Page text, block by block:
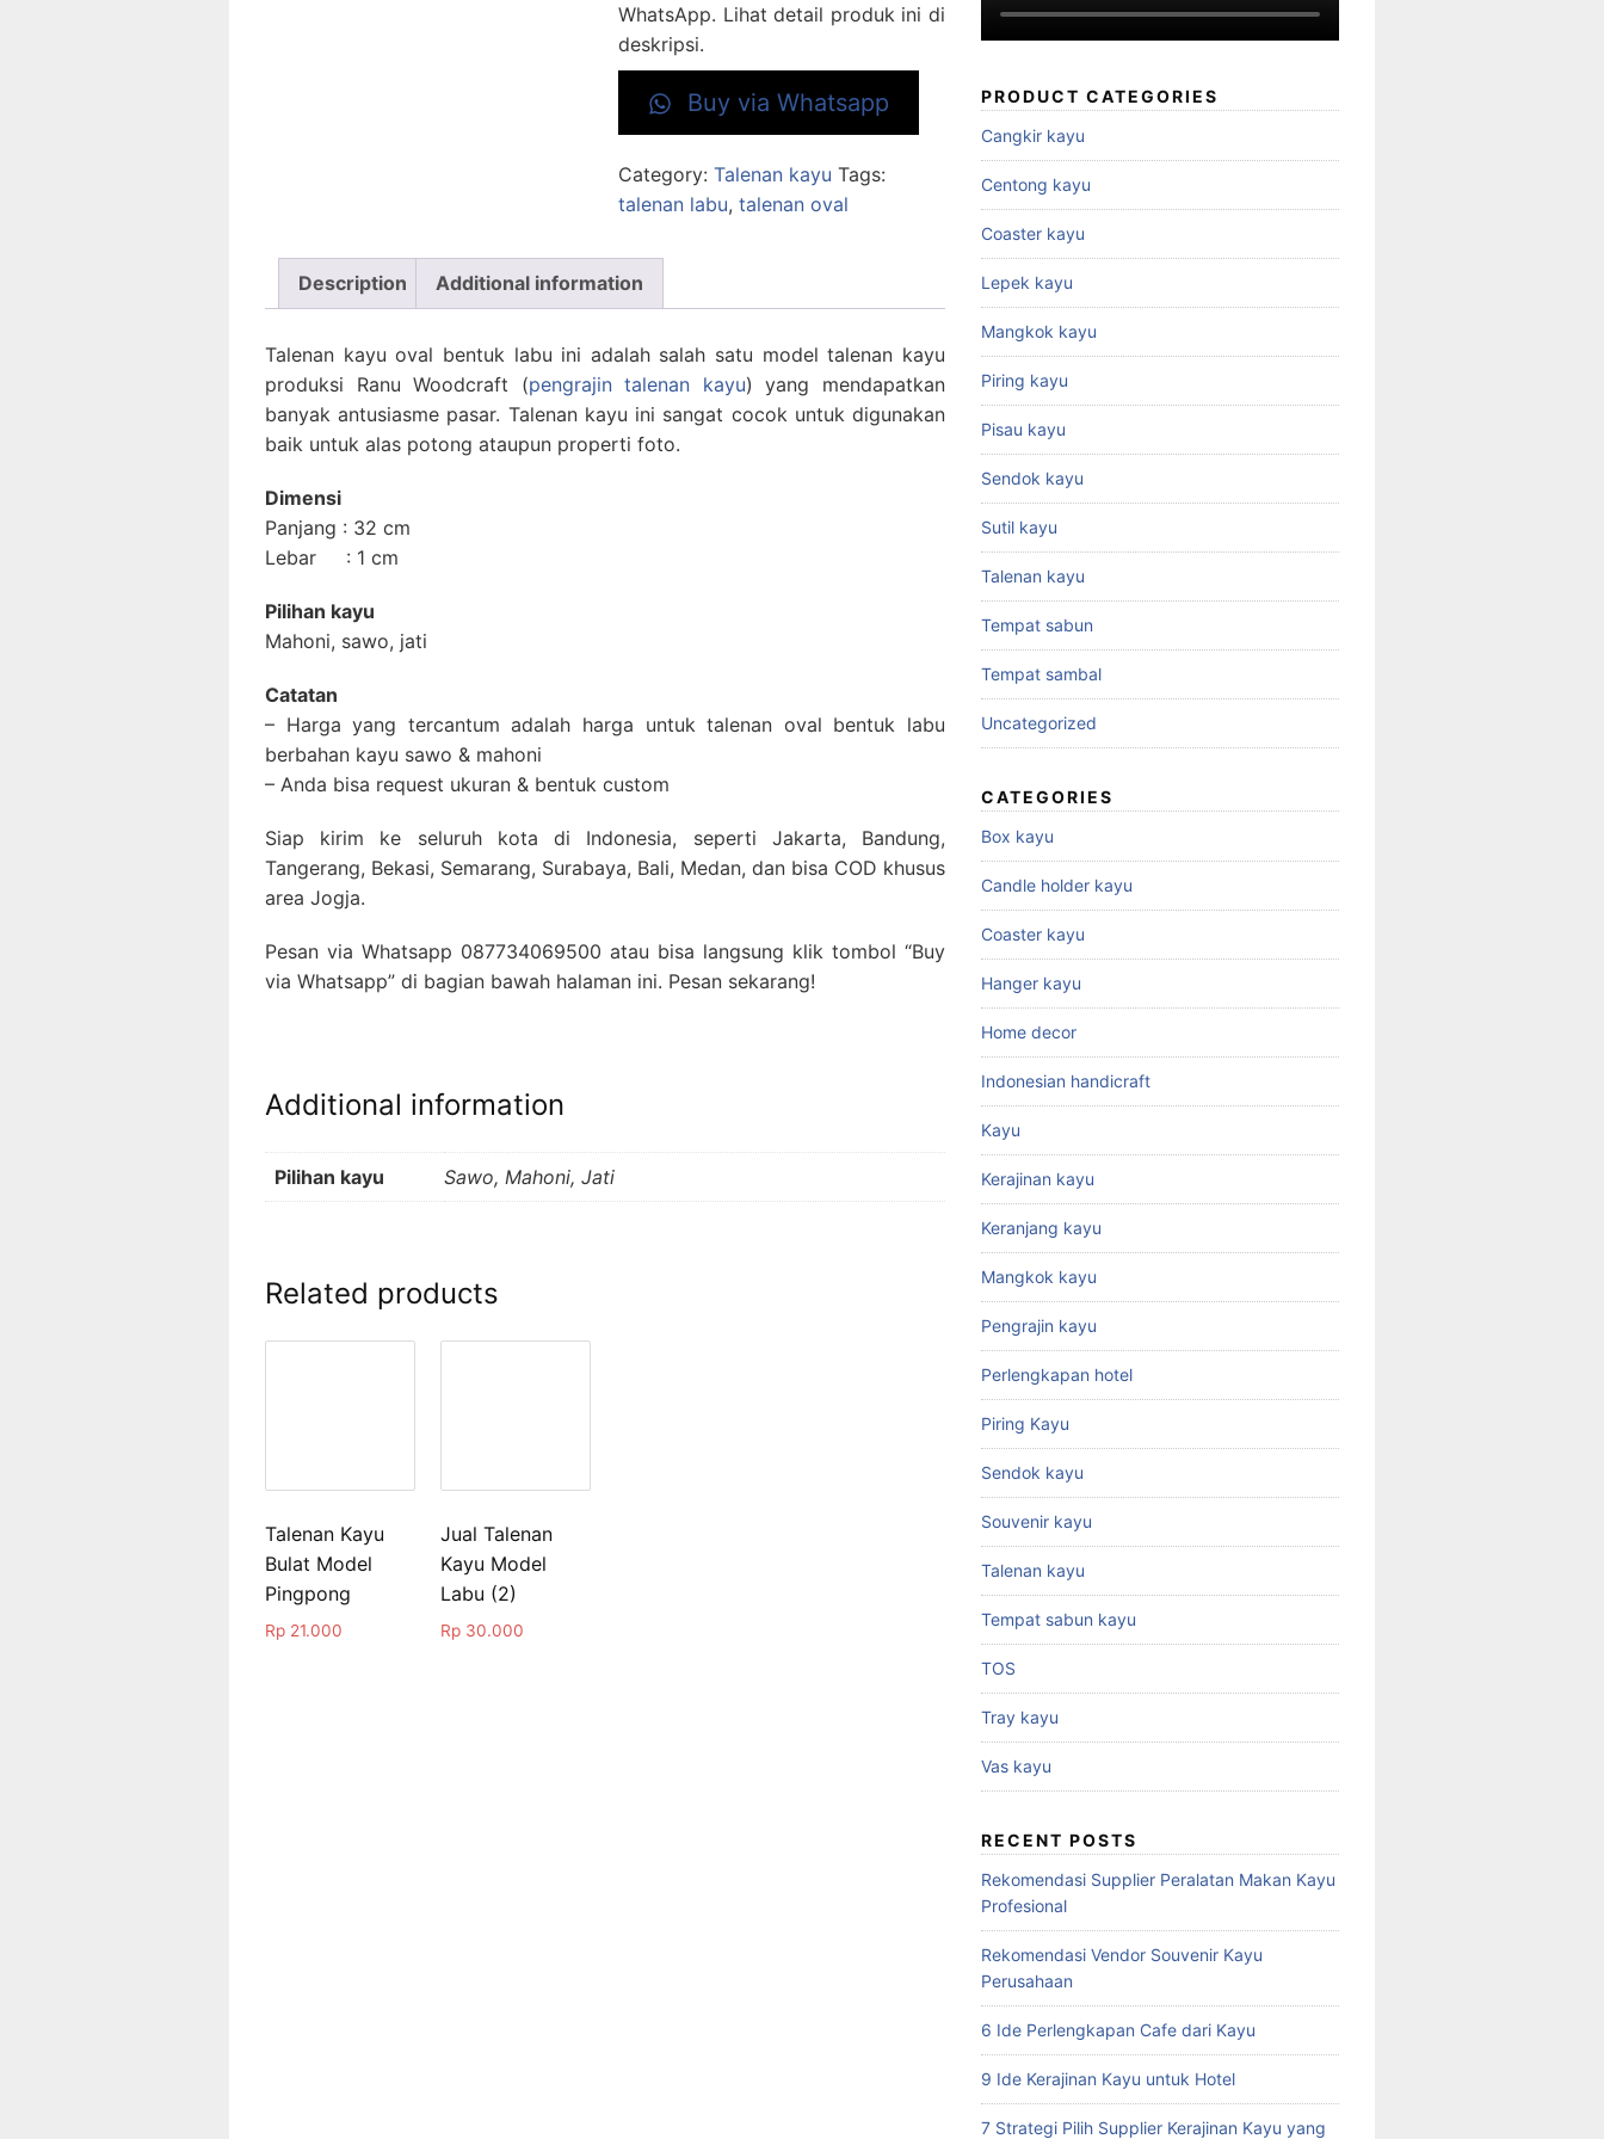
WhatsApp. Lihat detail produk ini di
deskripsi.
Buy via Whatsapp
Category:Talenan kayu Tags:
talenan labu,talenan oval
Description Additional information
Talenan kayu oval bentuk labu ini adalah salah satu model talenan kayu
produksi Ranu Woodcraft (pengrajin talenan kayu) yang mendapatkan
banyak antusiasme pasar. Talenan kayu ini sangat cocok untuk digunakan
baik untuk alas potong ataupun properti foto.
Dimensi
Panjang : 32 cm
Lebar : 1 cm
Pilihan kayu
Mahoni, sawo, jati
Catatan
– Harga yang tercantum adalah harga untuk talenan oval bentuk labu
berbahan kayu sawo & mahoni
– Anda bisa request ukuran & bentuk custom
Siap kirim ke seluruh kota di Indonesia, seperti Jakarta, Bandung,
Tangerang, Bekasi, Semarang, Surabaya, Bali, Medan, dan bisa COD khusus
area Jogja.
Pesan via Whatsapp 087734069500 atau bisa langsung klik tombol “Buy
via Whatsapp” di bagian bawah halaman ini. Pesan sekarang!
Additional information
Pilihan kayu Sawo, Mahoni, Jati
Related products
Talenan Kayu
Bulat Model
Pingpong
Rp 21.000
Jual Talenan
Kayu Model
Labu (2)
Rp 30.000
PRODUCT CATEGORIES
Cangkir kayu
Centong kayu
Coaster kayu
Lepek kayu
Mangkok kayu
Piring kayu
Pisau kayu
Sendok kayu
Sutil kayu
Talenan kayu
Tempat sabun
Tempat sambal
Uncategorized
CATEGORIES
Box kayu
Candle holder kayu
Coaster kayu
Hanger kayu
Home decor
Indonesian handicraft
Kayu
Kerajinan kayu
Keranjang kayu
Mangkok kayu
Pengrajin kayu
Perlengkapan hotel
Piring Kayu
Sendok kayu
Souvenir kayu
Talenan kayu
Tempat sabun kayu
TOS
Tray kayu
Vas kayu
RECENT POSTS
Rekomendasi Supplier Peralatan Makan Kayu
Profesional
Rekomendasi Vendor Souvenir Kayu
Perusahaan
6 Ide Perlengkapan Cafe dari Kayu
9 Ide Kerajinan Kayu untuk Hotel
7 Strategi Pilih Supplier Kerajinan Kayu yang